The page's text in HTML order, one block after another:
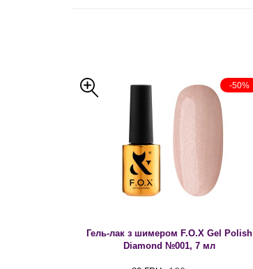
-50%
Гель-лак з шимером F.O.X Gel Polish
Diamond №001, 7 мл